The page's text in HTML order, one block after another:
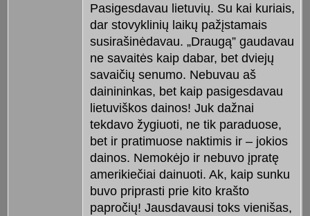
Pasigesdavau lietuvių. Su kai kuriais,
dar stovyklinių laikų pažįstamais
susirašinėdavau. „Draugą” gaudavau
ne savaitės kaip dabar, bet dviejų
savaičių senumo. Nebuvau aš
dainininkas, bet kaip pasigesdavau
lietuviškos dainos! Juk dažnai
tekdavo žygiuoti, ne tik paraduose,
bet ir pratimuose naktimis ir – jokios
dainos. Nemokėjo ir nebuvo įpratę
amerikiečiai dainuoti. Ak, kaip sunku
buvo priprasti prie kito krašto
papročių! Jausdavausi toks vienišas,